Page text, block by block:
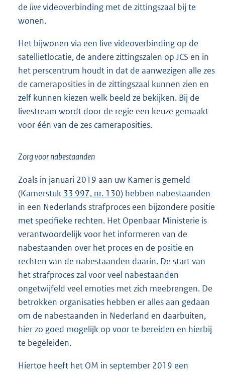
de livevideoverbinding met de zittingszaal bij te
wonen.
Het bijwonen via een live videoverbinding op de
satellietlocatie, de andere zittingszalen op JCS en in
het perscentrum houdt in dat de aanwezigen alle zes
de cameraposities in de zittingszaal kunnen zien en
zelf kunnen kiezen welk beeld ze bekijken. Bij de
livestream wordt door de regie een keuze gemaakt
voor één van de zes cameraposities.
Zorg voor nabestaanden
Zoals in januari 2019 aan uw Kamer is gemeld
(Kamerstuk 33 997, nr. 130) hebben nabestaanden
in een Nederlands strafproces een bijzondere positie
met specifieke rechten. Het Openbaar Ministerie is
verantwoordelijk voor het informeren van de
nabestaanden over het proces en de positie en
rechten van de nabestaanden daarin. De start van
het strafproces zal voor veel nabestaanden
ongetwijfeld veel emoties met zich meebrengen. De
betrokken organisaties hebben er alles aan gedaan
om de nabestaanden in Nederland en daarbuiten,
hier zo goed mogelijk op voor te bereiden en hierbij
te begeleiden.
Hiertoe heeft het OM in september 2019 een